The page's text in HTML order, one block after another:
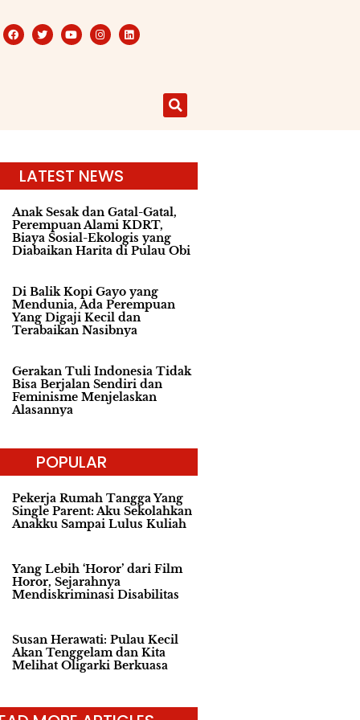
LATEST NEWS
Anak Sesak dan Gatal-Gatal,
Perempuan Alami KDRT,
Biaya Sosial-Ekologis yang
Diabaikan Harita di Pulau Obi
Di Balik Kopi Gayo yang
Mendunia, Ada Perempuan
Yang Digaji Kecil dan
Terabaikan Nasibnya
Gerakan Tuli Indonesia Tidak
Bisa Berjalan Sendiri dan
Feminisme Menjelaskan
Alasannya
POPULAR
Pekerja Rumah Tangga Yang
Single Parent: Aku Sekolahkan
Anakku Sampai Lulus Kuliah
Yang Lebih ‘Horor’ dari Film
Horor, Sejarahnya
Mendiskriminasi Disabilitas
Susan Herawati: Pulau Kecil
Akan Tenggelam dan Kita
Melihat Oligarki Berkuasa